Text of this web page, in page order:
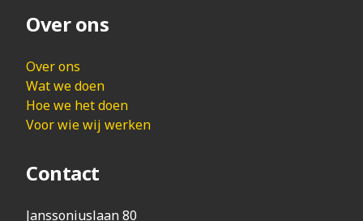
Over ons
Over ons
Wat we doen
Hoe we het doen
Voor wie wij werken
Contact
Janssoniuslaan 80